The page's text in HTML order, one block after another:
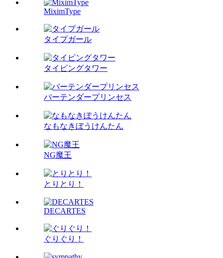
MiximType
タイプガール
タイピングタワー
バーテンダープリンセス
なもなきぼうけんたん
NG魔王
とりとり！
DECARTES
ぐりぐり！